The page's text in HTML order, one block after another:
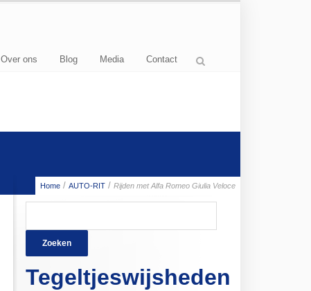
Over ons Blog Media Contact
Home / AUTO-RIT / Rijden met Alfa Romeo Giulia Veloce
Tegeltjeswijsheden